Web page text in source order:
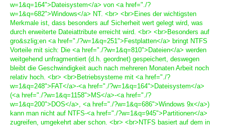
w=1&q=164">Dateisystem</a> von <a href="./?
w=1&q=682">Windows</a> NT. <br> <br>Eines der wichtigsten
Merkmale ist, dass besonders auf Sicherheit wert gelegt wird, was
durch erweiterte Dateiattribute erreicht wird. <br> <br>Besonders auf
gro&szlig;en <a href="./?w=1&q=251">Festplatten</a> bringt NTFS
Vorteile mit sich: Die <a href="./?w=1&q=810">Dateien</a> werden
weitgehend unfragmentiert (d.h. geordnet) gespeichert, deswegen
bleibt die Geschwindigkeit auch nach mehreren Monaten Arbeit noch
relativ hoch. <br> <br>Betriebsysteme mit <a href="./?
w=1&q=248">FAT</a>-<a href="./?w=1&q=164">Dateisystem</a>
(<a href="./?w=1&q=1158">MS</a>-<a href="./?
w=1&q=200">DOS</a>, <a href="./?w=1&q=686">Windows 9x</a>)
kann man nicht auf NTFS-<a href="./?w=1&q=945">Partitionen</a>
zugreifen, umgekehrt aber schon. <br> <br>NTFS basiert auf dem in